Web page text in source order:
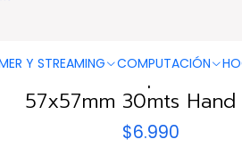
Y STREAMING COMPUTACIÓN
4 Rollos Papel
57x57mm 30mts Hand
$6.990